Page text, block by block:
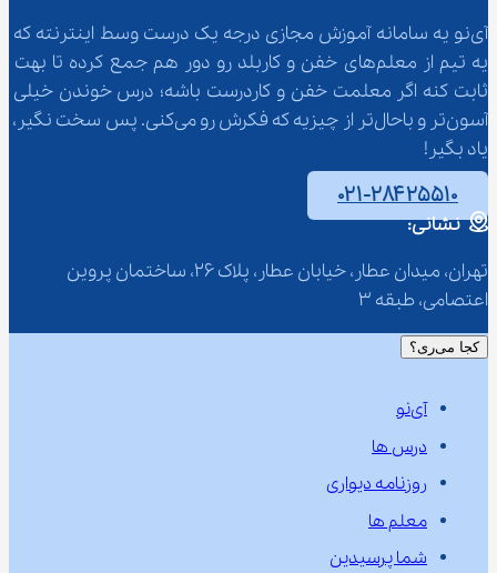
آی‌نو یه سامانه آموزش مجازی درجه یک درست وسط اینترنته که
یه تیم از معلم‌‌های خفن و کاربلد رو دور هم جمع کرده تا بهت
ثابت کنه اگر معلمت خفن و کاردرست باشه؛ درس خوندن خیلی
آسون‌تر و باحال‌تر از چیزیه که فکرش رو می‌کنی. پس سخت نگیر،
یاد بگیر!
۰۲۱-۲۸۴۲۵۵۱۰
نشانی:
تهران، میدان عطار، خیابان عطار، پلاک 26، ساختمان پروین
اعتصامی، طبقه 3
کجا می‌ری؟
آی‌نو
درس ها
روزنامه دیواری
معلم ها
شما پرسیدین